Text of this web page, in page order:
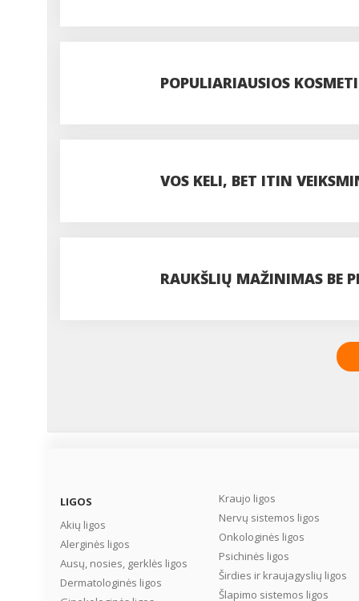
POPULIARIAUSIOS
VOS KELI, BET ITIN
RAUKŠLIŲ MAŽINIMAS BE
LIGOS
Akių ligos
Alerginės ligos
Ausų, nosies, gerklės ligos
Dermatologinės ligos
Kraujo ligos
Nervų sistemos ligos
Onkologinės ligos
Psichinės ligos
Širdies ir kraujagyslių ligos
Šlapimo sistemos ligos